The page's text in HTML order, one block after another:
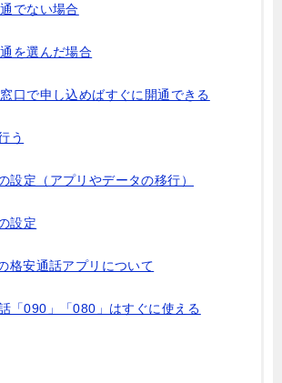
でない場合
を選んだ場合
口で申し込めばすぐに開通できる
う
設定（アプリやデータの移行）
設定
格安通話アプリについて
「090」「080」はすぐに使える